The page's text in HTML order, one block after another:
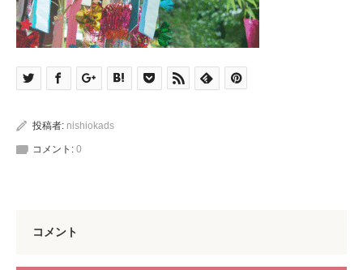
投稿者: nishiokads
コメント: 0
コメント